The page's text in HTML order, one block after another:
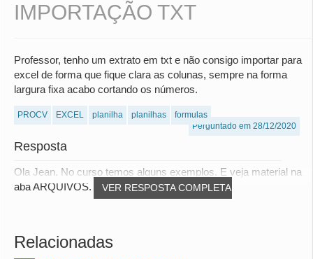
IMPORTAÇÃO TXT
Professor, tenho um extrato em txt e não consigo importar para
excel de forma que fique clara as colunas, sempre na forma
largura fixa acabo cortando os números.
PROCV EXCEL planilha planilhas
formulas
Perguntado em 28/12/2020
Resposta
VER RESPOSTA COMPLETA
Ola Jean. No curso temos alguns exemplos. E veja material na
aba ARQUIVOS.
Relacionadas